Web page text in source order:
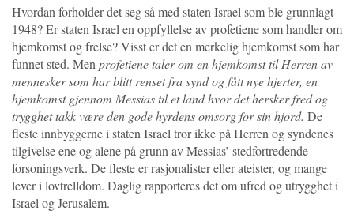
Hvordan forholder det seg så med staten Israel som ble grunnlagt
1948? Er staten Israel en oppfyllelse av profetiene som handler om
hjemkomst og frelse? Visst er det en merkelig hjemkomst som har
funnet sted. Men profetiene taler om en hjemkomst til Herren av
mennesker som har blitt renset fra synd og fått nye hjerter, en
hjemkomst gjennom Messias til et land hvor det hersker fred og
trygghet takk være den gode hyrdens omsorg for sin hjord. De
fleste innbyggerne i staten Israel tror ikke på Herren og syndenes
tilgivelse ene og alene på grunn av Messias’ stedfortredende
forsoningsverk. De fleste er rasjonalister eller ateister, og mange
lever i lovtrelldom. Daglig rapporteres det om ufred og utrygghet i
Israel og Jerusalem.